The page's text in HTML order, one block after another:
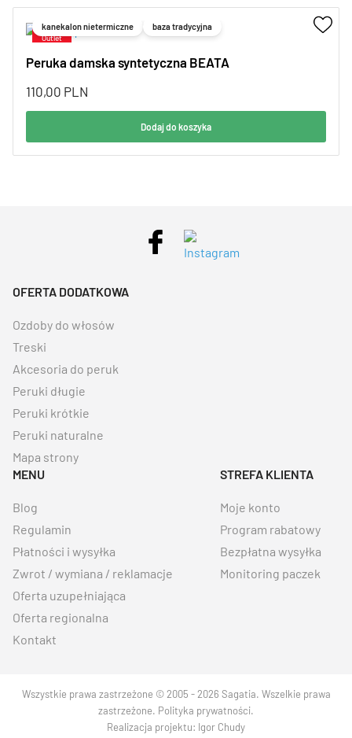
kanekalon nietermiczne baza tradycyjna
Peruka damska syntetyczna BEATA
110,00 PLN
Dodaj do koszyka
OFERTA DODATKOWA
Ozdoby do włosów
Treski
Akcesoria do peruk
Peruki długie
Peruki krótkie
Peruki naturalne
Mapa strony
MENU
Blog
Regulamin
Płatności i wysyłka
Zwrot / wymiana / reklamacje
Oferta uzupełniająca
Oferta regionalna
Kontakt
STREFA KLIENTA
Moje konto
Program rabatowy
Bezpłatna wysyłka
Monitoring paczek
Wszystkie prawa zastrzeżone © 2005 - 2026 Sagatia. Wszelkie prawa
zastrzeżone. Polityka prywatności.
Realizacja projektu: Igor Chudy